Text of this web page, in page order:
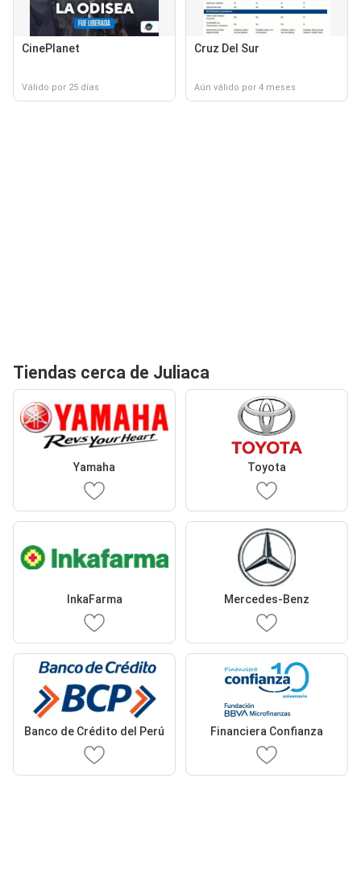
CinePlanet
Válido por 25 días
Cruz Del Sur
Aún válido por 4 meses
Tiendas cerca de Juliaca
Yamaha Toyota
InkaFarma Mercedes-Benz
Banco de Crédito del Perú Financiera Confianza